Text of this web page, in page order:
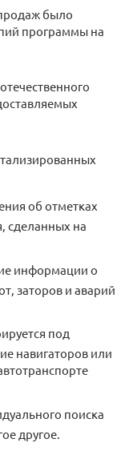
было
программы на
об отметках
сделанных на
информации о
заторов и аварий
под
навигаторов или
поиска
другое.